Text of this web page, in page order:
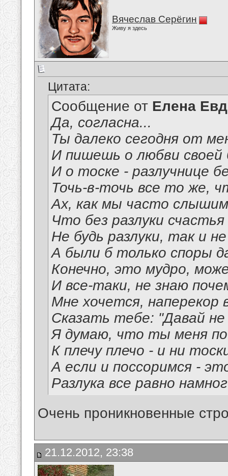
Вячеслав Серёгин
Живу я здесь
Цитата:
Сообщение от Елена
Да, согласна...
Ты далеко сегодня от
И пишешь о любви своей
И о тоске - разлучнице
Точь-в-точь все то же,
Ах, как мы часто
Что без разлуки счастья
Не будь разлуки, так и
А были б только споры
Конечно, это мудро,
И все-таки, не знаю
Мне хочется, наперекор
Сказать тебе: "Давай не
Я думаю, что ты меня
К плечу плечо - и ни
А если и поссоримся -
Разлука все равно
Очень проникновенные
21.12.2012, 23:38